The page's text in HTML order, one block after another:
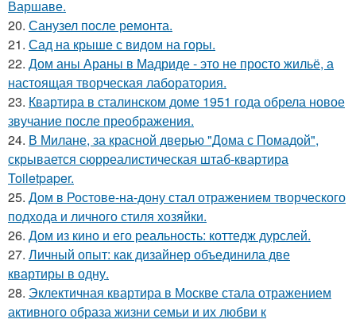
Варшаве.
20. Санузел после ремонта.
21. Сад на крыше с видом на горы.
22. Дом аны Араны в Мадриде - это не просто жильё, а
настоящая творческая лаборатория.
23. Квартира в сталинском доме 1951 года обрела новое
звучание после преображения.
24. В Милане, за красной дверью "Дома с Помадой",
скрывается сюрреалистическая штаб-квартира
Toiletpaper.
25. Дом в Ростове-на-дону стал отражением творческого
подхода и личного стиля хозяйки.
26. Дом из кино и его реальность: коттедж дурслей.
27. Личный опыт: как дизайнер объединила две
квартиры в одну.
28. Эклектичная квартира в Москве стала отражением
активного образа жизни семьи и их любви к